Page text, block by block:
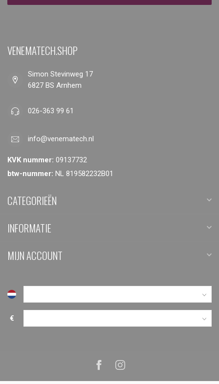
VENEMATECH.SHOP
Simon Stevinweg 17
6827 BS Arnhem
026-363 99 61
info@venematech.nl
KVK nummer: 09137732
btw-nummer: NL 819582232B01
CATEGORIEËN
INFORMATIE
MIJN ACCOUNT
€